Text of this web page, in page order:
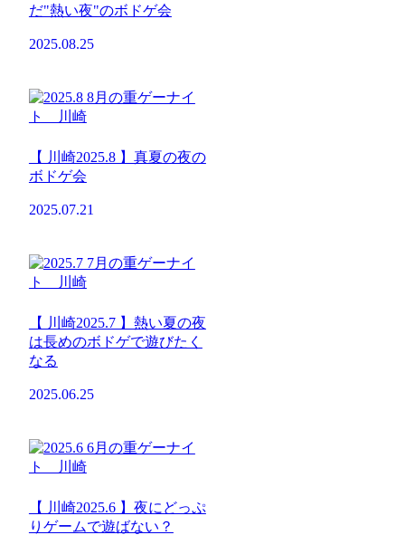
だ"熱い夜"のボドゲ会
2025.08.25
【 川崎2025.8 】真夏の夜の
ボドゲ会
2025.07.21
【 川崎2025.7 】熱い夏の夜
は長めのボドゲで遊びたく
なる
2025.06.25
【 川崎2025.6 】夜にどっぷ
りゲームで遊ばない？